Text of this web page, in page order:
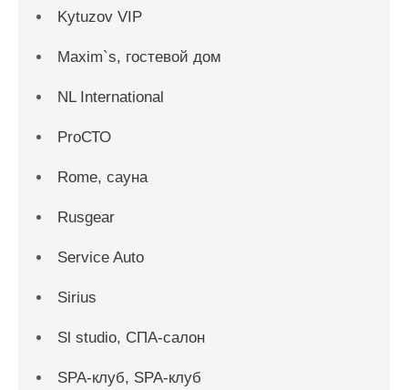
Kytuzov VIP
Maxim`s, гостевой дом
NL International
ProСТО
Rome, сауна
Rusgear
Service Auto
Sirius
Sl studio, СПА-салон
SPA-клуб, SPA-клуб